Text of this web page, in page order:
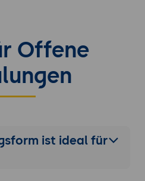
Offene
ist ideal für